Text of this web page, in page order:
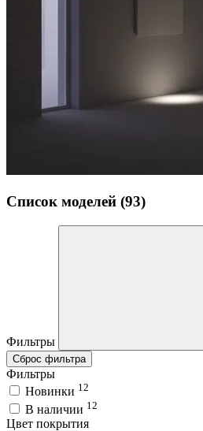
Список моделей (93)
Фильтры
Сброс фильтра
Фильтры
Новинки 12
В наличии 12
Цвет покрытия